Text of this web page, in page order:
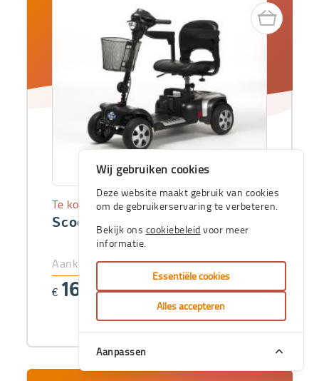
Scooter Venus 4 Sport
Te koop
Aankoopprijs
€ 1664,92
Wij gebruiken cookies
Deze website maakt gebruik van cookies
om de gebruikerservaring te verbeteren.
Bekijk ons cookiebeleid voor meer
informatie.
Essentiële cookies
Alles accepteren
Aanpassen